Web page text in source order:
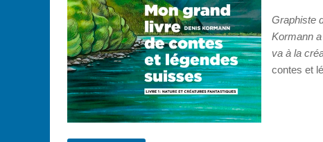
Graphiste
Kormann
va à la
contes et